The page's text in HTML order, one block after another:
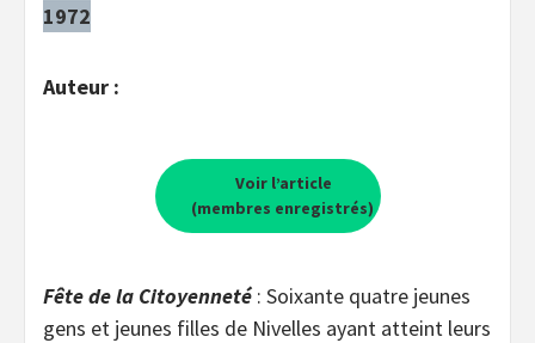
1972
Auteur :
Voir l’article
(membres enregistrés)
Fête de la Citoyenneté : Soixante quatre jeunes
gens et jeunes filles de Nivelles ayant atteint leurs